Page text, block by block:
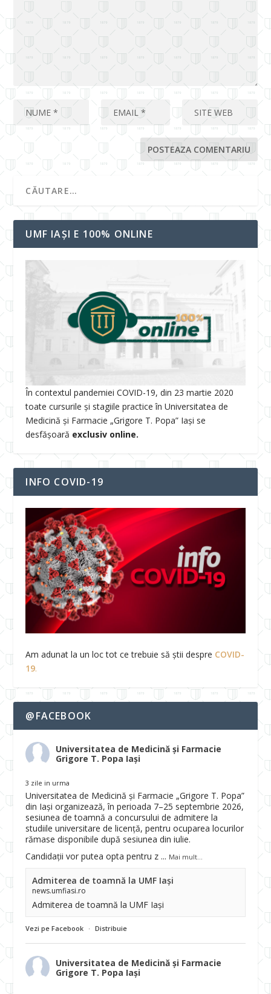
UMF IAȘI E 100% ONLINE
În contextul pandemiei COVID-19, din 23 martie 2020
toate cursurile și stagiile practice în Universitatea de
Medicină și Farmacie „Grigore T. Popa” Iași se
desfășoară exclusiv online.
INFO COVID-19
Am adunat la un loc tot ce trebuie să știi despre COVID-
19.
@FACEBOOK
Universitatea de Medicină și Farmacie
Grigore T. Popa Iași
3 zile in urma
Universitatea de Medicină și Farmacie „Grigore T. Popa”
din Iași organizează, în perioada 7–25 septembrie 2026,
sesiunea de toamnă a concursului de admitere la
studiile universitare de licență, pentru ocuparea locurilor
rămase disponibile după sesiunea din iulie.
Candidații vor putea opta pentru z ... Mai mult...
Admiterea de toamnă la UMF Iași
news.umfiasi.ro
Admiterea de toamnă la UMF Iași
Vezi pe Facebook · Distribuie
Universitatea de Medicină și Farmacie
Grigore T. Popa Iași